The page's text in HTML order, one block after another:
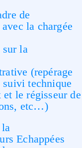
de
la chargée
la
(repérage
suivi technique
le régisseur de
etc…)
Echappées